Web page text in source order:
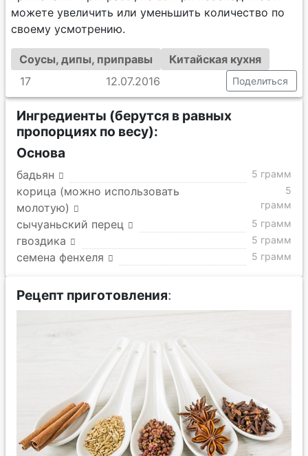
можете увеличить или уменьшить количество по
своему усмотрению.
Соусы, дипы, приправы
Китайская кухня
17
12.07.2016 Поделиться
Ингредиенты (берутся в равных
пропорциях по весу):
Основа
бадьян 5 грамм
корица (можно использовать
молотую)
5
грамм
сычуаньский перец 5 грамм
гвоздика 5 грамм
семена фенхеля 5 грамм
Рецепт приготовления: